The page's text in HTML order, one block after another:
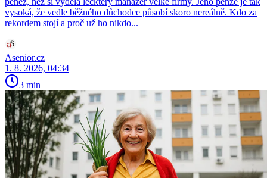
vysoká, že vedle běžného důchodce působí skoro nereálně. Kdo za
rekordem stojí a proč už ho nikdo...
Asenior.cz
1. 8. 2026, 04:34
3 min